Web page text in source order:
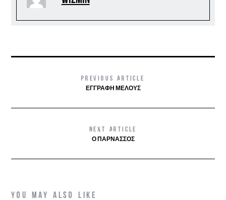
PREVIOUS ARTICLE
ΕΓΓΡΑΦΉ ΜΈΛΟΥΣ
NEXT ARTICLE
Ο ΠΑΡΝΑΣΣΌΣ
YOU MAY ALSO LIKE